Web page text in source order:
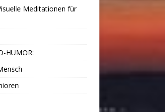
Meditationen für
HUMOR: